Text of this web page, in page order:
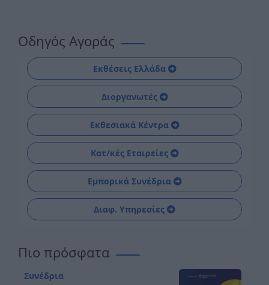
Οδηγός Αγοράς
Εκθέσεις Ελλάδα
Διοργανωτές
Εκθεσιακά Κέντρα
Κατ/κές Εταιρείες
Εμπορικά Συνέδρια
Διαφ. Υπηρεσίες
Πιο πρόσφατα
Συνέδρια